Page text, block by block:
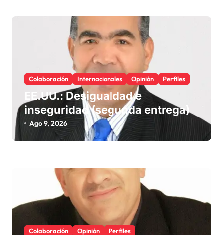
Colaboración Internacionales Opinión Perfiles
EE.UU.: Desigualdad e
inseguridad (segunda entrega)
Ago 9, 2026
Colaboración Opinión Perfiles